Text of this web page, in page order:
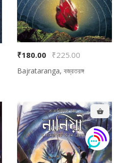
₹180.00 ₹225.00
Bajrataranga, বজ্রতরঙ্গ
Back To Shop